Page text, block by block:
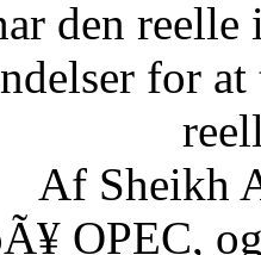
den
for
Af Sheikh
OPEC,